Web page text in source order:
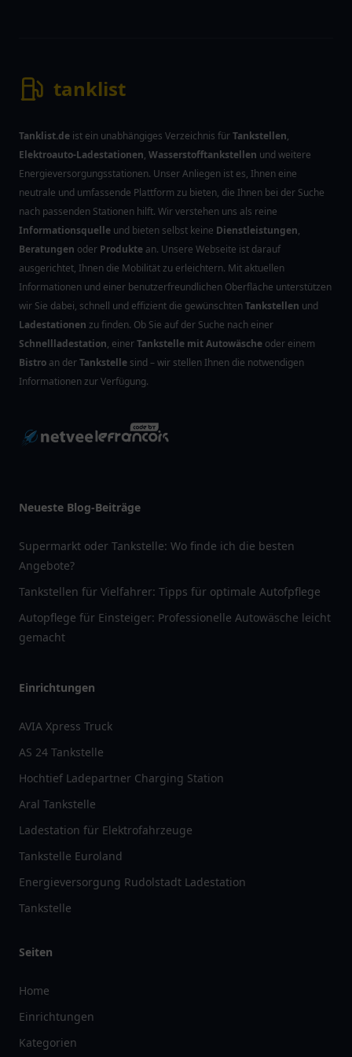
tanklist
Tanklist.de ist ein unabhängiges Verzeichnis fürTankstellen,
Elektroauto-Ladestationen, Wasserstofftankstellen und weitere
Energieversorgungsstationen. Unser Anliegen ist es, Ihnen eine
neutrale und umfassende Plattform zu bieten, die Ihnen bei der Suche
nach passenden Stationen hilft. Wir verstehen uns als reine
Informationsquelle und bieten selbst keine Dienstleistungen,
Beratungen oder Produkte an. Unsere Webseite ist darauf
ausgerichtet, Ihnen die Mobilität zu erleichtern. Mit aktuellen
Informationen und einer benutzerfreundlichen Oberfläche unterstützen
wir Sie dabei, schnell und effizient die gewünschtenTankstellen und
Ladestationen zu finden. Ob Sie auf der Suche nach einer
Schnellladestation, einerTankstelle mit Autowäsche oder einem
Bistro an derTankstelle sind – wir stellen Ihnen die notwendigen
Informationen zur Verfügung.
Neueste Blog-Beiträge
Supermarkt oder Tankstelle: Wo finde ich die besten
Angebote?
Tankstellen für Vielfahrer: Tipps für optimale Autofpflege
Autopflege für Einsteiger: Professionelle Autowäsche leicht
gemacht
Einrichtungen
AVIA Xpress Truck
AS 24 Tankstelle
Hochtief Ladepartner Charging Station
Aral Tankstelle
Ladestation für Elektrofahrzeuge
Tankstelle Euroland
Energieversorgung Rudolstadt Ladestation
Tankstelle
Seiten
Home
Einrichtungen
Kategorien